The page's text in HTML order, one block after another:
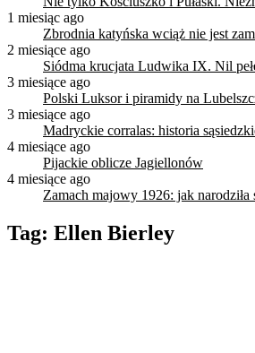
1 miesiąc ago
Zbrodnia katyńska wciąż nie jest
2 miesiące ago
Siódma krucjata Ludwika IX. Nil
3 miesiące ago
Polski Luksor i piramidy na
3 miesiące ago
Madryckie corralas: historia
4 miesiące ago
Pijackie oblicze Jagiellonów
4 miesiące ago
Zamach majowy 1926: jak
Tag: Ellen Bierley